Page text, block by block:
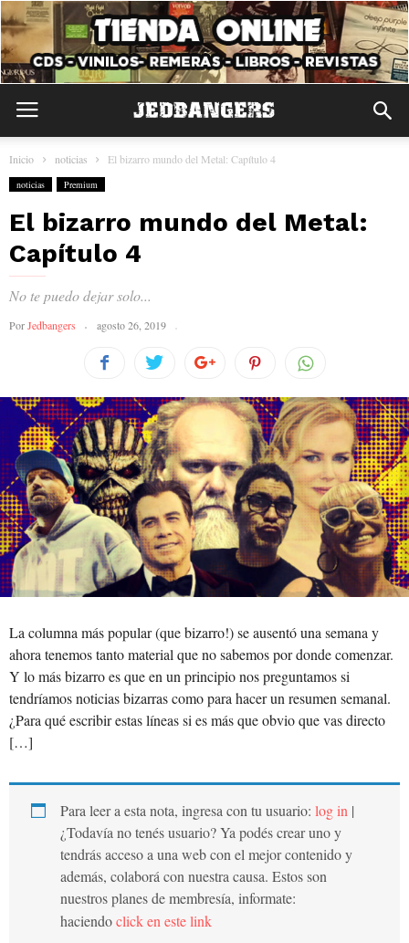
Inicio noticias El bizarro mundo del Metal: Capítulo 4
noticias Premium
El bizarro mundo del Metal:
Capítulo 4
No te puedo dejar solo...
PorJedbangers agosto 26, 2019
La columna más popular (que bizarro!) se ausentó una semana y
ahora tenemos tanto material que no sabemos por donde comenzar.
Y lo más bizarro es que en un principio nos preguntamos si
tendríamos noticias bizarras como para hacer un resumen semanal.
¿Para qué escribir estas líneas si es más que obvio que vas directo
[…]
Para leer a esta nota, ingresa con tu usuario: log in |
¿Todavía no tenés usuario? Ya podés crear uno y
tendrás acceso a una web con el mejor contenido y
además, colaborá con nuestra causa. Estos son
nuestros planes de membresía, informate:
haciendoclick en este link